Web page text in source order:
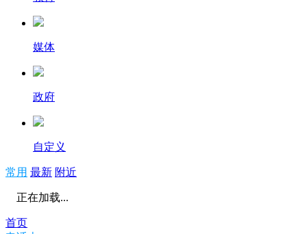
媒体
政府
自定义
常用 最新 附近
正在加载...
首页